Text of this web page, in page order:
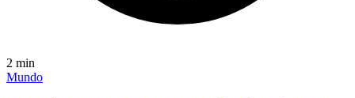
2 min
Mundo